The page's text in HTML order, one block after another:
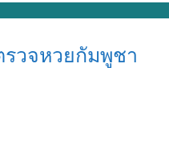
รวจหวยกัมพูชา